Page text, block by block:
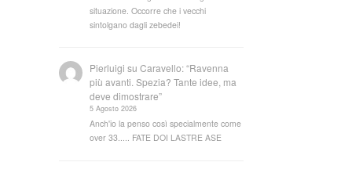
situazione. Occorre che i vecchi
sintolgano dagli zebedei!
Pierluigi suCaravello: “Ravenna
più avanti. Spezia? Tante idee, ma
deve dimostrare”
5 Agosto 2026
Anch'io la penso così specialmente come
over 33..... FATE DOI LASTRE ASE